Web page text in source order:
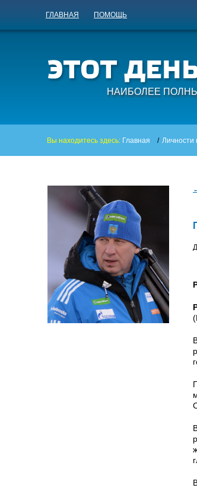
ГЛАВНАЯ ПОМОЩЬ
НАИБОЛЕЕ
Вы находитесь здесь: Главная / Личности